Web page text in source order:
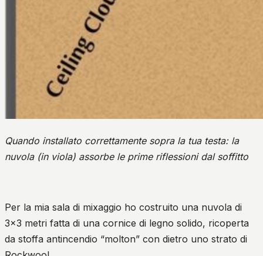
Quando installato correttamente sopra la tua testa: la
nuvola (in viola) assorbe le prime riflessioni dal soffitto
Per la mia sala di mixaggio ho costruito una nuvola di
3×3 metri fatta di una cornice di legno solido, ricoperta
da stoffa antincendio “molton” con dietro uno strato di